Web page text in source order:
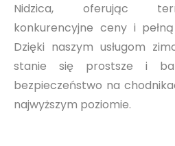
Nidzica, oferując
konkurencyjne ceny i
Dzięki naszym usługom
stanie się prostsze i
bezpieczeństwo na
najwyższym poziomie.